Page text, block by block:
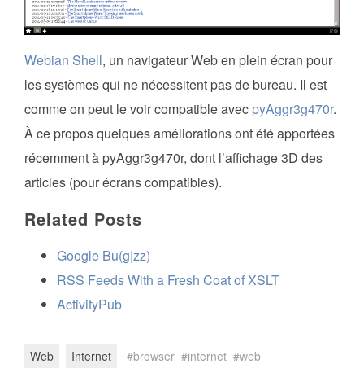
Webian Shell, un navigateur Web en plein écran pour
les systèmes qui ne nécessitent pas de bureau. Il est
comme on peut le voir compatible avec pyAggr3g470r.
À ce propos quelques améliorations ont été apportées
récemment à pyAggr3g470r, dont l’affichage 3D des
articles (pour écrans compatibles).
Related Posts
Google Bu(g|zz)
RSS Feeds With a Fresh Coat of XSLT
ActivityPub
Web Internet browser internet web